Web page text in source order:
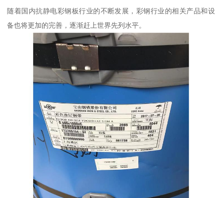
随着国内抗静电彩钢板行业的不断发展，彩钢行业的相关产品和设
备也将更加的完善，逐渐赶上世界先列水平。